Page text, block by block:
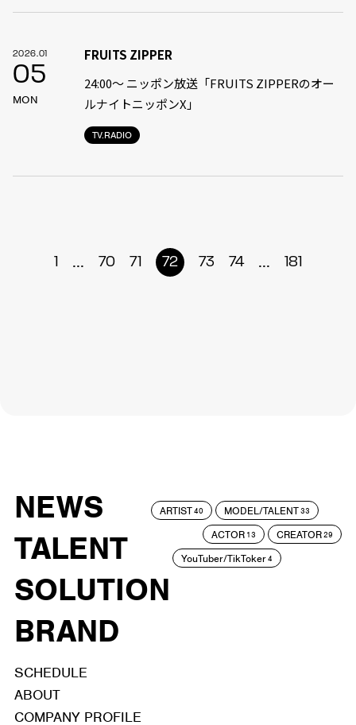
2026.01
05
MON
TV.RADIO
FRUITS ZIPPER
24:00〜 ニッポン放送「FRUITS ZIPPERのオー
ルナイトニッポンX」
1 ... 70 71 72 73 74 ... 181
NEWS
TALENT
SOLUTION
BRAND
ARTIST40 MODEL/TALENT33
ACTOR 13 CREATOR29
YouTuber/TikToker4
SCHEDULE
ABOUT
COMPANY PROFILE